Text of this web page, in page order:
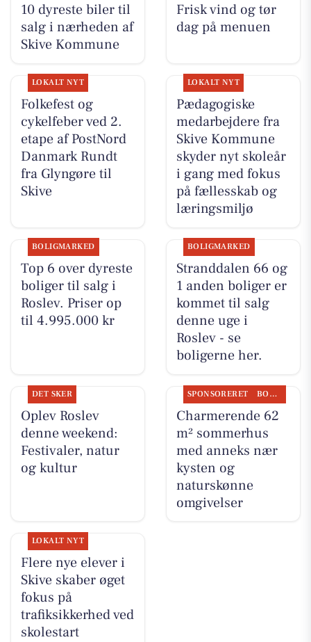
10 dyreste biler til
salg i nærheden af
Skive Kommune
Frisk vind og tør
dag på menuen
LOKALT NYT
Folkefest og
cykelfeber ved 2.
etape af PostNord
Danmark Rundt
fra Glyngøre til
Skive
LOKALT NYT
Pædagogiske
medarbejdere fra
Skive Kommune
skyder nyt skoleår
i gang med fokus
på fællesskab og
læringsmiljø
BOLIGMARKED
Top 6 over dyreste
boliger til salg i
Roslev. Priser op
til 4.995.000 kr
BOLIGMARKED
Stranddalen 66 og
1 anden boliger er
kommet til salg
denne uge i
Roslev - se
boligerne her.
DET SKER
Oplev Roslev
denne weekend:
Festivaler, natur
og kultur
SPONSORERET BOLIGMARKED
Charmerende 62
m² sommerhus
med anneks nær
kysten og
naturskønne
omgivelser
LOKALT NYT
Flere nye elever i
Skive skaber øget
fokus på
trafiksikkerhed ved
skolestart